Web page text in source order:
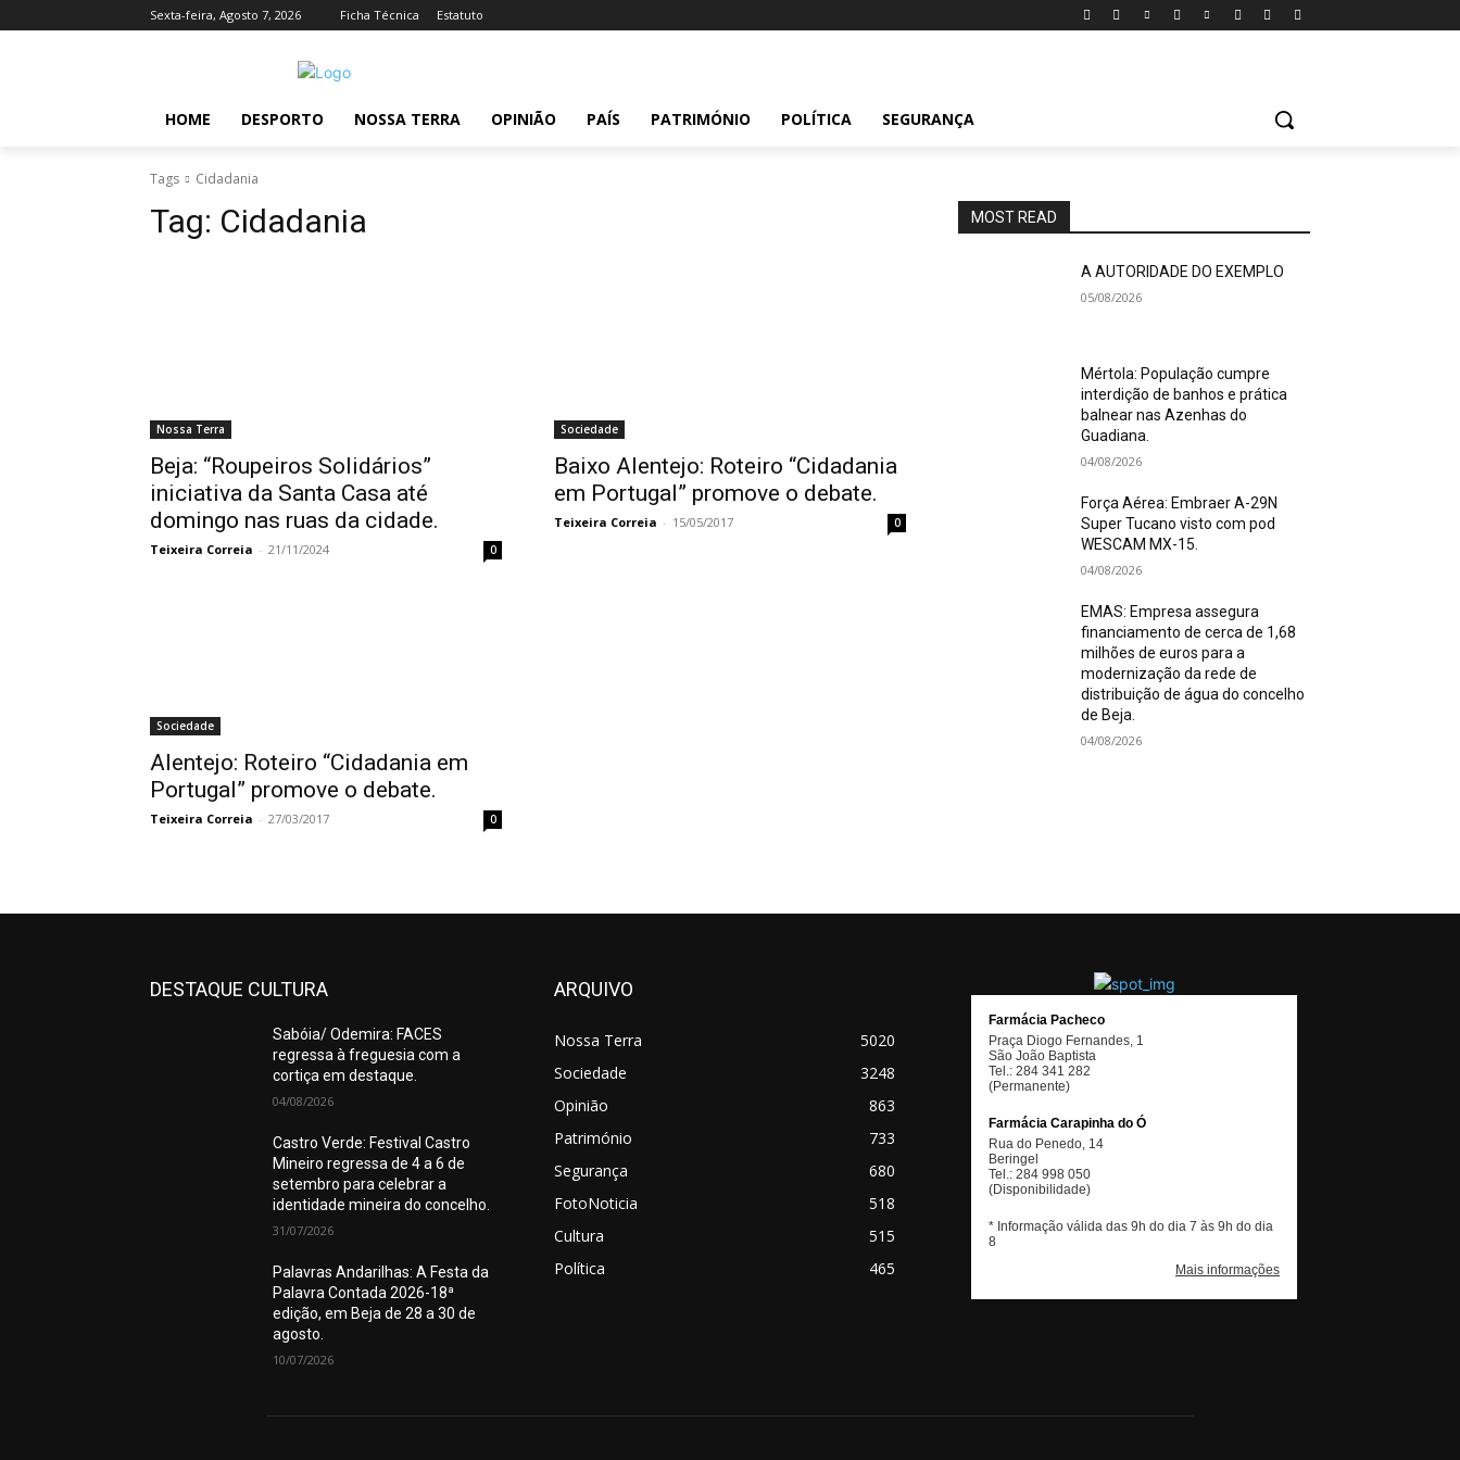
Sexta-feira, Agosto 7, 2026 Ficha Técnica Estatuto
HOME DESPORTO NOSSA TERRA OPINIÃO PAÍS PATRIMÓNIO POLÍTICA SEGURANÇA
Tags Cidadania
Tag: Cidadania
Nossa Terra
Beja: “Roupeiros Solidários”
iniciativa da Santa Casa até
domingo nas ruas da cidade.
Teixeira Correia - 21/11/2024 0
Sociedade
Baixo Alentejo: Roteiro “Cidadania
em Portugal” promove o debate.
Teixeira Correia - 15/05/2017 0
Sociedade
Alentejo: Roteiro “Cidadania em
Portugal” promove o debate.
Teixeira Correia - 27/03/2017 0
MOST READ
A AUTORIDADE DO EXEMPLO
05/08/2026
Mértola: População cumpre
interdição de banhos e prática
balnear nas Azenhas do
Guadiana.
04/08/2026
Força Aérea: Embraer A-29N
Super Tucano visto com pod
WESCAM MX-15.
04/08/2026
EMAS: Empresa assegura
financiamento de cerca de 1,68
milhões de euros para a
modernização da rede de
distribuição de água do concelho
de Beja.
04/08/2026
DESTAQUE CULTURA
Sabóia/ Odemira: FACES
regressa à freguesia com a
cortiça em destaque.
04/08/2026
Castro Verde: Festival Castro
Mineiro regressa de 4 a 6 de
setembro para celebrar a
identidade mineira do concelho.
31/07/2026
Palavras Andarilhas: A Festa da
Palavra Contada 2026-18ª
edição, em Beja de 28 a 30 de
agosto.
10/07/2026
ARQUIVO
Nossa Terra
5020
Sociedade
3248
Opinião
863
Património
733
Segurança
680
FotoNoticia
518
Cultura
515
Política
465